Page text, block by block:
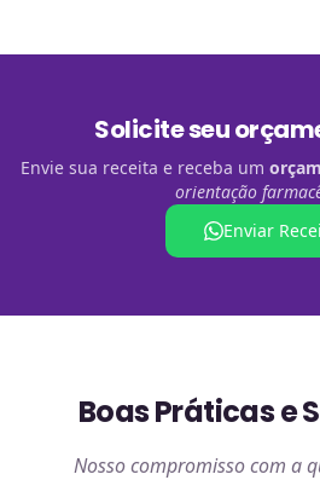
Solicite seu
Envie sua receita e receba um
orientação
Enviar
Boas Práticas e
Nosso compromisso com a